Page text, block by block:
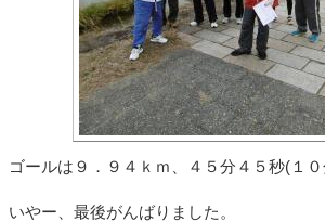
ゴールは９．９４ｋｍ、４５分４５秒(１
いやー、最後がんばりました。